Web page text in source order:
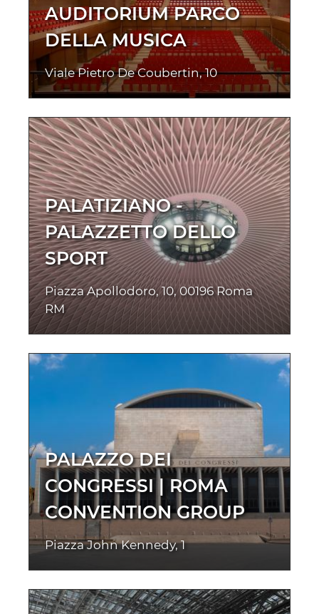
AUDITORIUM PARCO
DELLA MUSICA
Viale Pietro De Coubertin, 10
PALATIZIANO -
PALAZZETTO DELLO
SPORT
Piazza Apollodoro, 10, 00196 Roma
RM
PALAZZO DEI
CONGRESSI | ROMA
CONVENTION GROUP
Piazza John Kennedy, 1